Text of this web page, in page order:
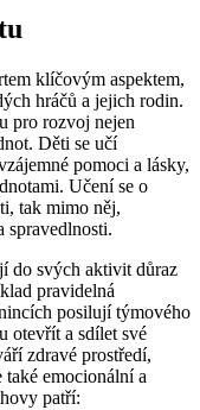
klíčovým aspektem,
hráčů a jejich rodin.
pro rozvoj nejen
Děti se učí
pomoci a lásky,
Učení se o
tak mimo něj,
spravedlnosti.
do svých aktivit důraz
pravidelná
posilují týmového
otevřít a sdílet své
zdravé prostředí,
emocionální a
patří: